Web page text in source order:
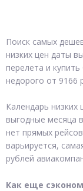
Поиск самых
низких цен даты
перелета и
недорого от 9166
Календарь низких
выгодные месяца
нет прямых
варьируется,
рублей
Как еще